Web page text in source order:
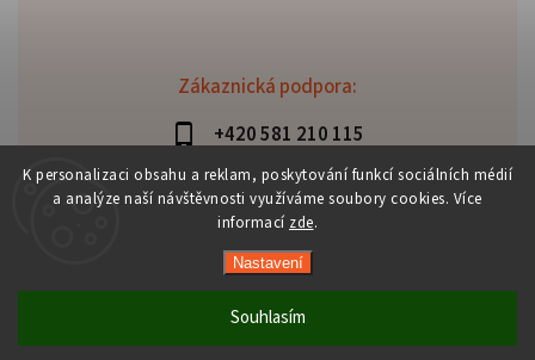
K personalizaci obsahu a reklam, poskytování funkcí sociálních médií
a analýze naší návštěvnosti využíváme soubory cookies. Více
informací zde.
Nastavení
Souhlasím
Zákaznická podpora:
+420 581 210 115
info@davaztechnik.cz
Copyright 2026Daniš Davaztechnik. Všechna práva